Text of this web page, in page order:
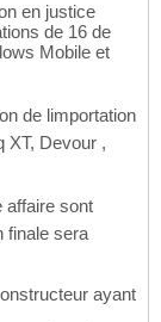
en justice
de 16 de
Mobile et
de limportation
XT, Devour ,
affaire sont
finale sera
ayant